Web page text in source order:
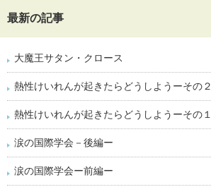
最新の記事
大魔王サタン・クロース
熱性けいれんが起きたらどうしようーその２
熱性けいれんが起きたらどうしようーその１
涙の国際学会－後編ー
涙の国際学会ー前編ー